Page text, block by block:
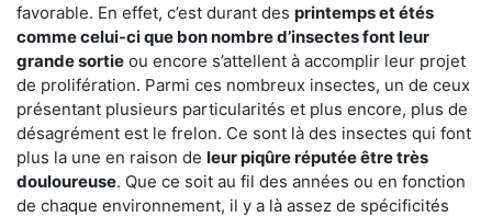
favorable. En effet, c’est durant des printemps et étés
comme celui-ci que bon nombre d’insectes font leur
grande sortie ou encore s’attellent à accomplir leur projet
de prolifération. Parmi ces nombreux insectes, un de ceux
présentant plusieurs particularités et plus encore, plus de
désagrément est le frelon. Ce sont là des insectes qui font
plus la une en raison de leur piqûre réputée être très
douloureuse. Que ce soit au fil des années ou en fonction
de chaque environnement, il y a là assez de spécificités